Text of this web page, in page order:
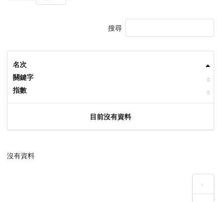
搜尋
名次
關鍵字
指數
目前沒有資料
沒有資料
‹